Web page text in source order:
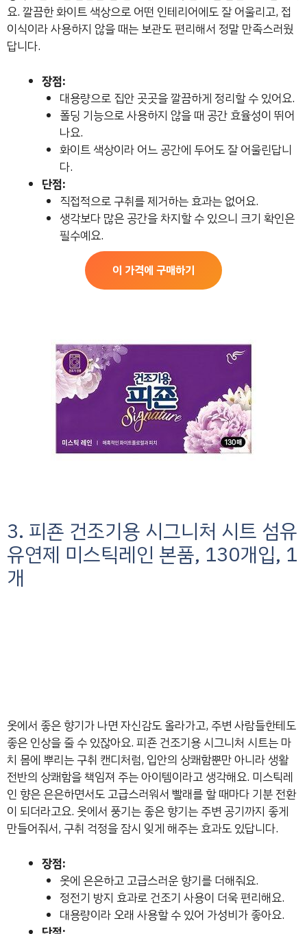
요. 깔끔한 화이트 색상으로 어떤 인테리어에도 잘 어울리고, 접
이식이라 사용하지 않을 때는 보관도 편리해서 정말 만족스러웠
답니다.
장점:
대용량으로 집안 곳곳을 깔끔하게 정리할 수 있어요.
폴딩 기능으로 사용하지 않을 때 공간 효율성이 뛰어
나요.
화이트 색상이라 어느 공간에 두어도 잘 어울린답니
다.
단점:
직접적으로 구취를 제거하는 효과는 없어요.
생각보다 많은 공간을 차지할 수 있으니 크기 확인은
필수예요.
이 가격에 구매하기
3. 피죤 건조기용 시그니처 시트 섬유
유연제 미스틱레인 본품, 130개입, 1
개
옷에서 좋은 향기가 나면 자신감도 올라가고, 주변 사람들한테도
좋은 인상을 줄 수 있잖아요. 피죤 건조기용 시그니처 시트는 마
치 몸에 뿌리는 구취 캔디처럼, 입안의 상쾌함뿐만 아니라 생활
전반의 상쾌함을 책임져 주는 아이템이라고 생각해요. 미스틱레
인 향은 은은하면서도 고급스러워서 빨래를 할 때마다 기분 전환
이 되더라고요. 옷에서 풍기는 좋은 향기는 주변 공기까지 좋게
만들어줘서, 구취 걱정을 잠시 잊게 해주는 효과도 있답니다.
장점:
옷에 은은하고 고급스러운 향기를 더해줘요.
정전기 방지 효과로 건조기 사용이 더욱 편리해요.
대용량이라 오래 사용할 수 있어 가성비가 좋아요.